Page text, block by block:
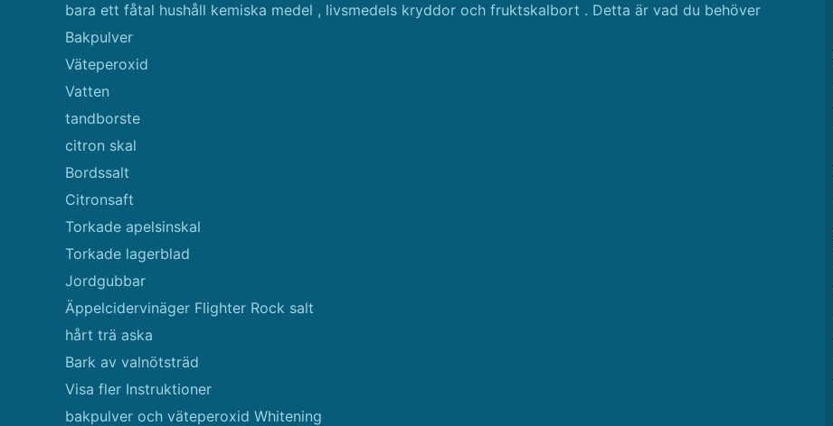
bara ett fåtal hushåll kemiska medel , livsmedels kryddor och fruktskalbort . Detta är vad du behöver
Bakpulver
Väteperoxid
Vatten
tandborste
citron skal
Bordssalt
Citronsaft
Torkade apelsinskal
Torkade lagerblad
Jordgubbar
Äppelcidervinäger Flighter Rock salt
hårt trä aska
Bark av valnötsträd
Visa fler Instruktioner
bakpulver och väteperoxid Whitening